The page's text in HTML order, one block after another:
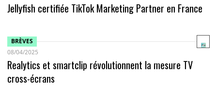
Jellyfish certifiée TikTok Marketing Partner en France
BRÈVES
08/04/2025
Realytics et smartclip révolutionnent la mesure TV
cross-écrans